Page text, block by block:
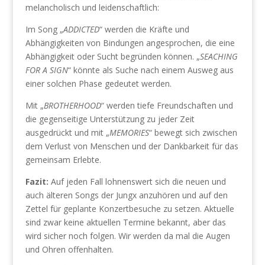
melancholisch und leidenschaftlich:
Im Song „ADDICTED“ werden die Kräfte und
Abhängigkeiten von Bindungen angesprochen, die eine
Abhängigkeit oder Sucht begründen können. „SEACHING
FOR A SIGN“ könnte als Suche nach einem Ausweg aus
einer solchen Phase gedeutet werden.
Mit „BROTHERHOOD“ werden tiefe Freundschaften und
die gegenseitige Unterstützung zu jeder Zeit
ausgedrückt und mit „MEMORIES“ bewegt sich zwischen
dem Verlust von Menschen und der Dankbarkeit für das
gemeinsam Erlebte.
Fazit: Auf jeden Fall lohnenswert sich die neuen und
auch älteren Songs der Jungx anzuhören und auf den
Zettel für geplante Konzertbesuche zu setzen. Aktuelle
sind zwar keine aktuellen Termine bekannt, aber das
wird sicher noch folgen. Wir werden da mal die Augen
und Ohren offenhalten.